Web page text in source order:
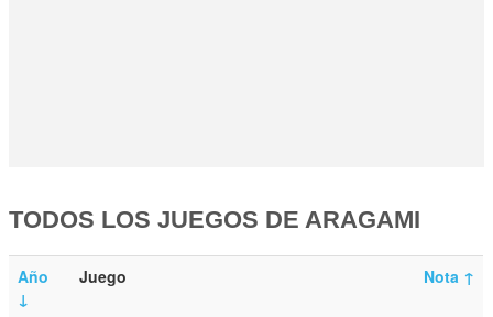
TODOS LOS JUEGOS DE ARAGAMI
Año
↓
Nota ↑
Juego